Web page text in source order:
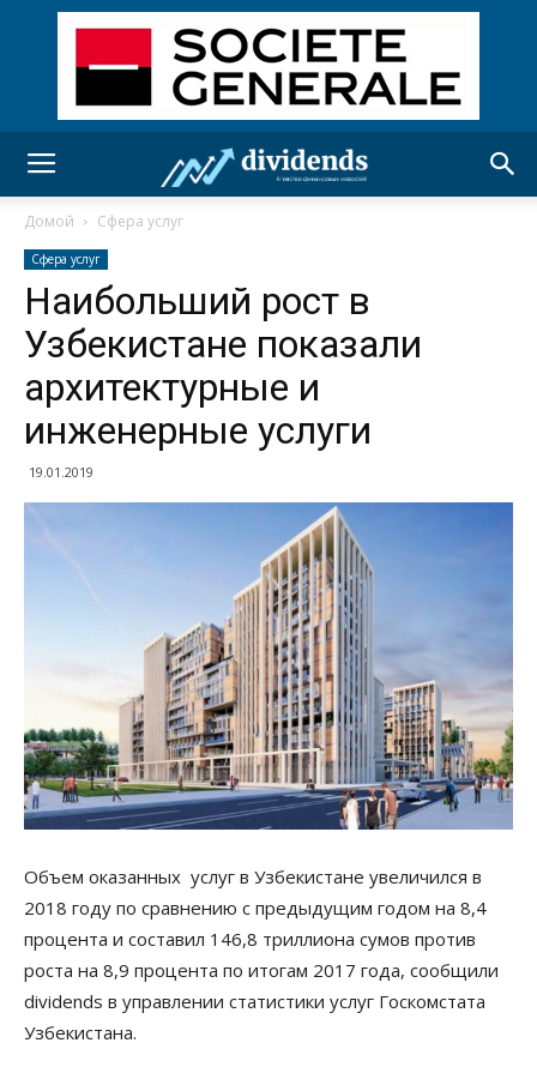
Домой Сфера услуг
Сфера услуг
Наибольший рост в
Узбекистане показали
архитектурные и
инженерные услуги
19.01.2019
Объем оказанных услуг в Узбекистане увеличился в
2018 году по сравнению с предыдущим годом на 8,4
процента и составил 146,8 триллиона сумов против
роста на 8,9 процента по итогам 2017 года, сообщили
dividends в управлении статистики услуг Госкомстата
Узбекистана.